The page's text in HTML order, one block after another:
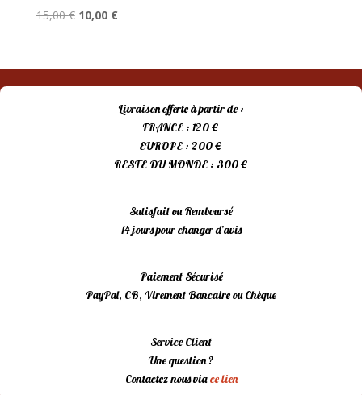
15,00€ Le
était :
15,00 €.
10,00 €Le
est :
10,00 €.
Livraison offerte à partir de :
FRANCE : 120 €
EUROPE : 200 €
RESTE DU MONDE : 300 €
Satisfait ou Remboursé
14 jours pour changer d’avis
Paiement Sécurisé
PayPal, CB, Virement Bancaire ou Chèque
Service Client
Une question ?
Contactez-nous viace lien